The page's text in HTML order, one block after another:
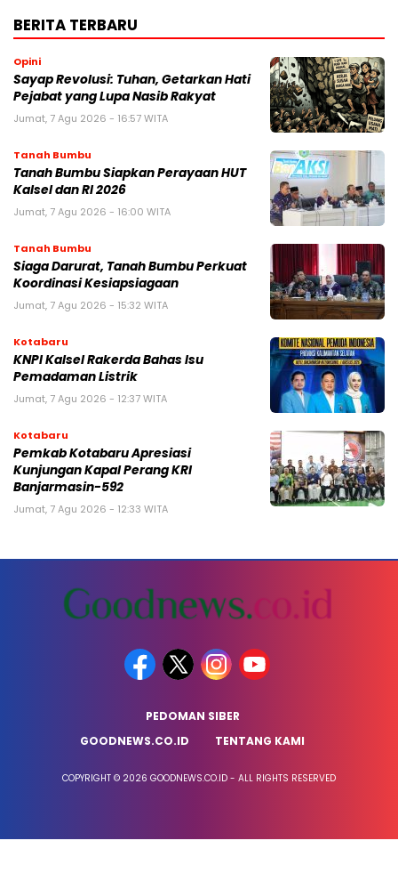
BERITA TERBARU
Opini
Sayap Revolusi: Tuhan, Getarkan Hati
Pejabat yang Lupa Nasib Rakyat
Jumat, 7 Agu 2026 - 16:57 WITA
Tanah Bumbu
Tanah Bumbu Siapkan Perayaan HUT
Kalsel dan RI 2026
Jumat, 7 Agu 2026 - 16:00 WITA
Tanah Bumbu
Siaga Darurat, Tanah Bumbu Perkuat
Koordinasi Kesiapsiagaan
Jumat, 7 Agu 2026 - 15:32 WITA
Kotabaru
KNPI Kalsel Rakerda Bahas Isu
Pemadaman Listrik
Jumat, 7 Agu 2026 - 12:37 WITA
Kotabaru
Pemkab Kotabaru Apresiasi
Kunjungan Kapal Perang KRI
Banjarmasin-592
Jumat, 7 Agu 2026 - 12:33 WITA
PEDOMAN SIBER
GOODNEWS.CO.ID
TENTANG KAMI
COPYRIGHT © 2026 GOODNEWS.CO.ID - ALL RIGHTS RESERVED